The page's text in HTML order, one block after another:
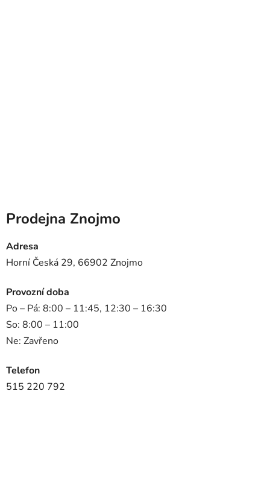
Prodejna Znojmo
Adresa
Horní Česká 29, 66902 Znojmo
Provozní doba
Po – Pá: 8:00 – 11:45, 12:30 – 16:30
So: 8:00 – 11:00
Ne: Zavřeno
Telefon
515 220 792